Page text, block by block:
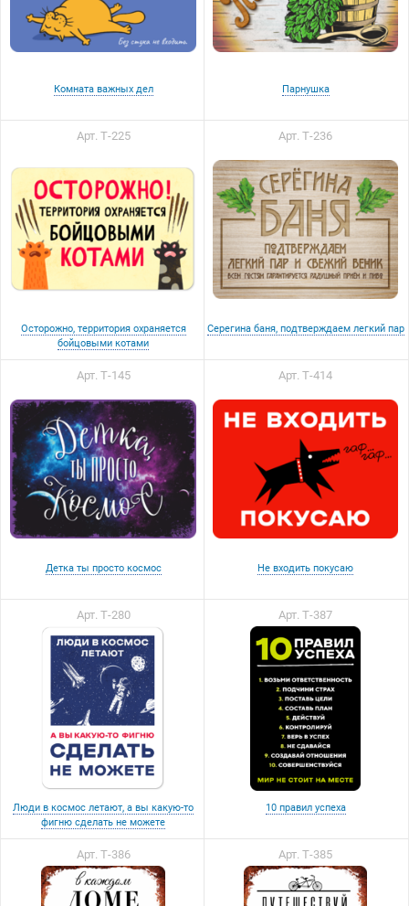
Комната важных дел Парнушка
Арт. Т-225
Осторожно, территория охраняется
бойцовыми котами
Арт. Т-236
Серегина баня, подтверждаем легкий пар
Арт. Т-145
Детка ты просто космос
Арт. Т-414
Не входить покусаю
Арт. Т-280
Люди в космос летают, а вы какую-то
фигню сделать не можете
Арт. Т-387
10 правил успеха
Арт. Т-386 Арт. Т-385